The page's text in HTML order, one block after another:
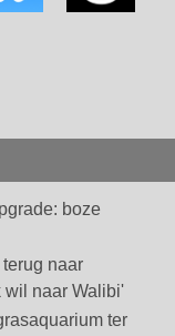
boze
naar
wil naar Walibi'
ter